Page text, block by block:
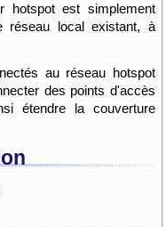
hotspot est simplement
réseau local existant, à
au réseau hotspot
des points d'accès
étendre la couverture